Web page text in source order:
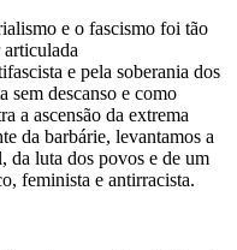
e o fascismo foi tão
articulada
e pela soberania dos
sem descanso e como
a ascensão da extrema
da barbárie, levantamos a
da luta dos povos e de um
feminista e antirracista.